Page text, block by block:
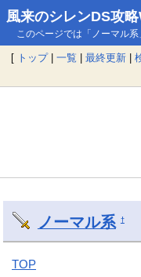
風来のシレンDS攻
このページでは「ノーマル
[ トップ| 一覧 | 最終更新 |
ノーマル系 †
TOP